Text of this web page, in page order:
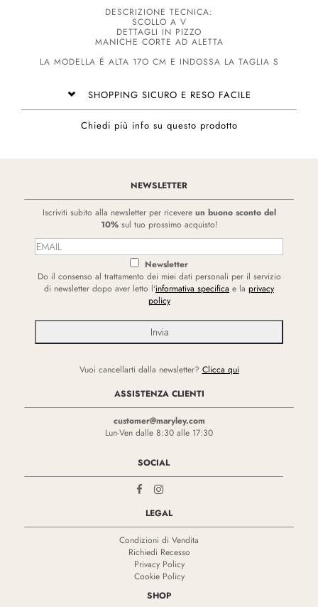
DESCRIZIONE TECNICA:
SCOLLO A V
DETTAGLI IN PIZZO
MANICHE CORTE AD ALETTA
LA MODELLA É ALTA 17O CM E INDOSSA LA TAGLIA S
SHOPPING SICURO E RESO FACILE
Chiedi più info su questo prodotto
NEWSLETTER
Iscriviti subito alla newsletter per ricevere un buono sconto del
10%sul tuo prossimo acquisto!
Newsletter
Do il consenso al trattamento dei miei dati personali per il servizio
di newsletter dopo aver letto l'informativa specifica e la privacy
policy
Vuoi cancellarti dalla newsletter? Clicca qui
ASSISTENZA CLIENTI
customer@maryley.com
Lun-Ven dalle 8:30 alle 17:30
SOCIAL
LEGAL
Condizioni di Vendita
Richiedi Recesso
Privacy Policy
Cookie Policy
SHOP